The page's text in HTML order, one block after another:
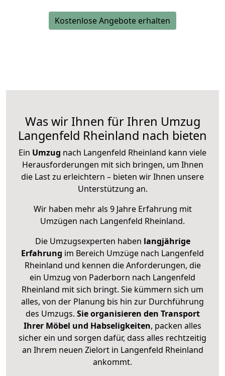
Kostenlose Angebote erhalten
Was wir Ihnen für Ihren Umzug
Langenfeld Rheinland nach bieten
Ein Umzug nach Langenfeld Rheinland kann viele
Herausforderungen mit sich bringen, um Ihnen
die Last zu erleichtern – bieten wir Ihnen unsere
Unterstützung an.
Wir haben mehr als 9 Jahre Erfahrung mit
Umzügen nach Langenfeld Rheinland.
Die Umzugsexperten haben langjährige
Erfahrung im Bereich Umzüge nach Langenfeld
Rheinland und kennen die Anforderungen, die
ein Umzug von Paderborn nach Langenfeld
Rheinland mit sich bringt. Sie kümmern sich um
alles, von der Planung bis hin zur Durchführung
des Umzugs. Sie organisieren den Transport
Ihrer Möbel und Habseligkeiten, packen alles
sicher ein und sorgen dafür, dass alles rechtzeitig
an Ihrem neuen Zielort in Langenfeld Rheinland
ankommt.